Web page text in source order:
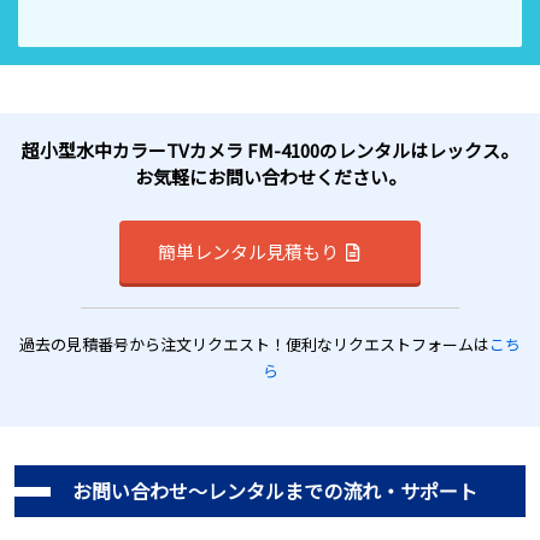
超小型水中カラーTVカメラ FM-4100のレンタルはレックス。
お気軽にお問い合わせください。
簡単レンタル見積もり
過去の見積番号から注文リクエスト！便利なリクエストフォームはこち
ら
お問い合わせ～レンタルまでの流れ・サポート